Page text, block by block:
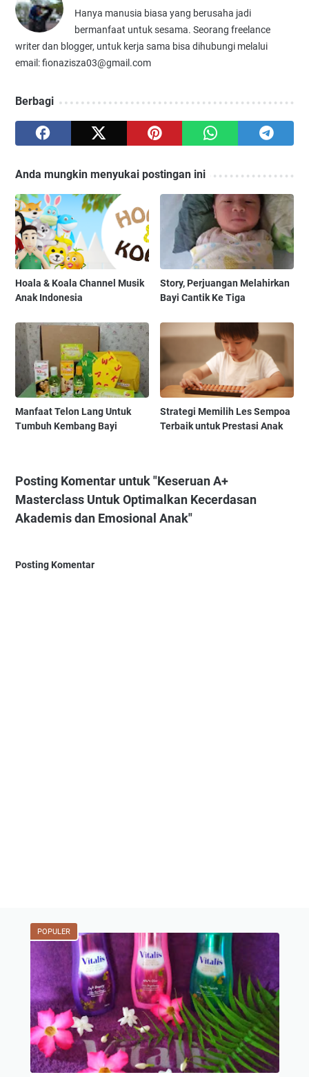
Hanya manusia biasa yang berusaha jadi
bermanfaat untuk sesama. Seorang freelance
writer dan blogger, untuk kerja sama bisa dihubungi melalui
email: fionazisza03@gmail.com
Berbagi
Anda mungkin menyukai postingan ini
Hoala & Koala Channel Musik
Anak Indonesia
Story, Perjuangan Melahirkan
Bayi Cantik Ke Tiga
Manfaat Telon Lang Untuk
Tumbuh Kembang Bayi
Strategi Memilih Les Sempoa
Terbaik untuk Prestasi Anak
Posting Komentar untuk "Keseruan A+
Masterclass Untuk Optimalkan Kecerdasan
Akademis dan Emosional Anak"
Posting Komentar
POPULER